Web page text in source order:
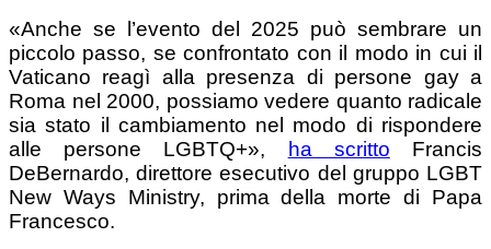
«Anche se l’evento del 2025 può sembrare un
piccolo passo, se confrontato con il modo in cui il
Vaticano reagì alla presenza di persone gay a
Roma nel 2000, possiamo vedere quanto radicale
sia stato il cambiamento nel modo di rispondere
alle persone LGBTQ+»,
ha scritto Francis
DeBernardo, direttore esecutivo del gruppo LGBT
New Ways Ministry, prima della morte di Papa
Francesco.